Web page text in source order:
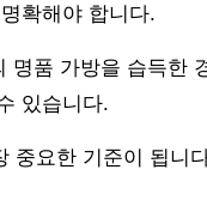
확해야 합니다.
명품 가방을 습득한
있습니다.
중요한 기준이 됩니